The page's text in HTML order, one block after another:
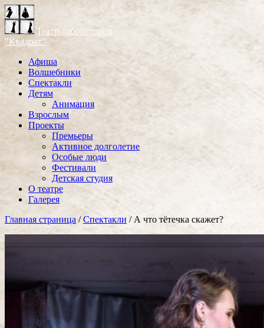
Театр-лаборатория
"Квадрат"
Афиша
Волшебники
Спектакли
Детям
Анимация
Взрослым
Проекты
Премьеры
Активное долголетие
Особые люди
Фестивали
Детская студия
О театре
Галерея
Главная страница /Спектакли / А что тётечка скажет?